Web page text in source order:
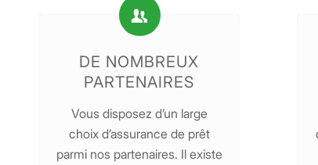
DE NOMBREUX
PARTENAIRES
Vous disposez d’un large
choix d’assurance de prêt
parmi nos partenaires. Il existe